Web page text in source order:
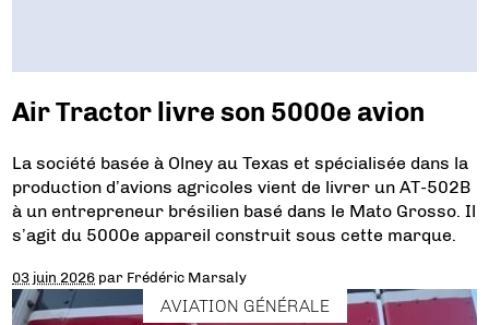
Air Tractor livre son 5000e avion
La société basée à Olney au Texas et spécialisée dans la
production d’avions agricoles vient de livrer un AT-502B
à un entrepreneur brésilien basé dans le Mato Grosso. Il
s’agit du 5000e appareil construit sous cette marque.
03 juin 2026 par Frédéric Marsaly
AVIATION GÉNÉRALE